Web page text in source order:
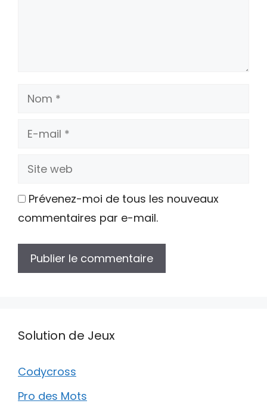
Nom
E-
Site
Prévenez-moi de tous les nouveaux
commentaires par e-mail.
Solution de Jeux
Codycross
Pro des Mots